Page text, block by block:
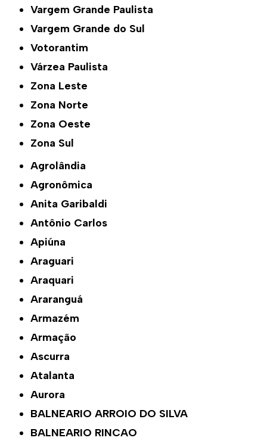
Vargem Grande Paulista
Vargem Grande do Sul
Votorantim
Várzea Paulista
Zona Leste
Zona Norte
Zona Oeste
Zona Sul
Agrolândia
Agronômica
Anita Garibaldi
Antônio Carlos
Apiúna
Araguari
Araquari
Araranguá
Armazém
Armação
Ascurra
Atalanta
Aurora
BALNEARIO ARROIO DO SILVA
BALNEARIO RINCAO